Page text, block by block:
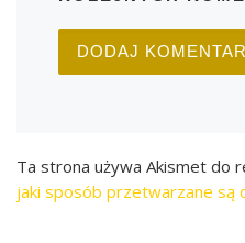
Ta strona używa Akismet do
jaki sposób przetwarzane są